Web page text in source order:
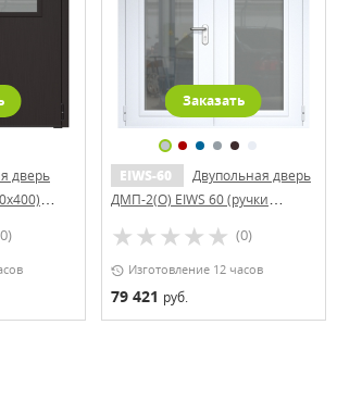
дверь
Заказать
EIWS-60
Двупольная дверь
ДМП-2(О) EIWS 60 (ручки
(0)
Изготовление 12 часов
79 421 руб.